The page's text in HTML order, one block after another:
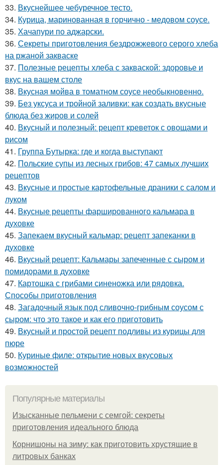
33. Вкуснейшее чебуречное тесто.
34. Курица, маринованная в горчично - медовом соусе.
35. Хачапури по аджарски.
36. Секреты приготовления бездрожжевого серого хлеба
на ржаной закваске
37. Полезные рецепты хлеба с закваской: здоровье и
вкус на вашем столе
38. Вкусная мойва в томатном соусе необыкновенно.
39. Без уксуса и тройной заливки: как создать вкусные
блюда без жиров и солей
40. Вкусный и полезный: рецепт креветок с овощами и
рисом
41. Группа Бутырка: где и когда выступают
42. Польские супы из лесных грибов: 47 самых лучших
рецептов
43. Вкусные и простые картофельные драники с салом и
луком
44. Вкусные рецепты фаршированного кальмара в
духовке
45. Запекаем вкусный кальмар: рецепт запеканки в
духовке
46. Вкусный рецепт: Кальмары запеченные с сыром и
помидорами в духовке
47. Картошка с грибами синеножка или рядовка.
Способы приготовления
48. Загадочный язык под сливочно-грибным соусом с
сыром: что это такое и как его приготовить
49. Вкусный и простой рецепт подливы из курицы для
пюре
50. Куриные филе: открытие новых вкусовых
возможностей
Популярные материалы
Изысканные пельмени с семгой: секреты
приготовления идеального блюда
Корнишоны на зиму: как приготовить хрустящие в
литровых банках